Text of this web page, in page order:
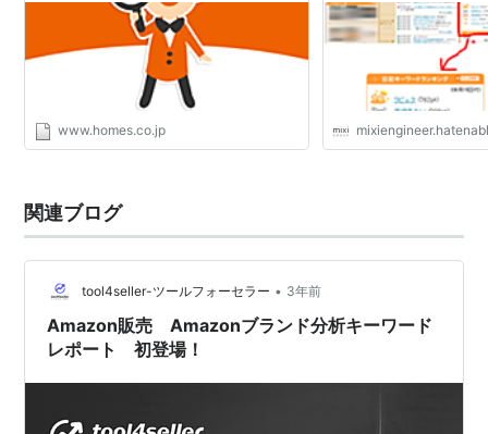
www.homes.co.jp
関連ブログ
tool4seller-ツールフォーセラー • 3年前
Amazon販売 Amazonブランド分析キーワード
レポート 初登場！